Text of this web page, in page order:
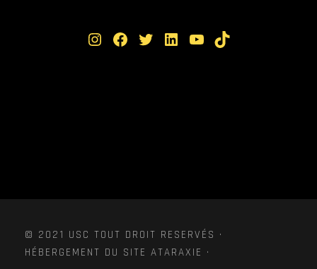
Instagram Facebook Twitter LinkedIn YouTube TikTok
© 2021 USC TOUT DROIT RESERVÉS ·
HÉBERGEMENT DU SITE ATARAXIE ·